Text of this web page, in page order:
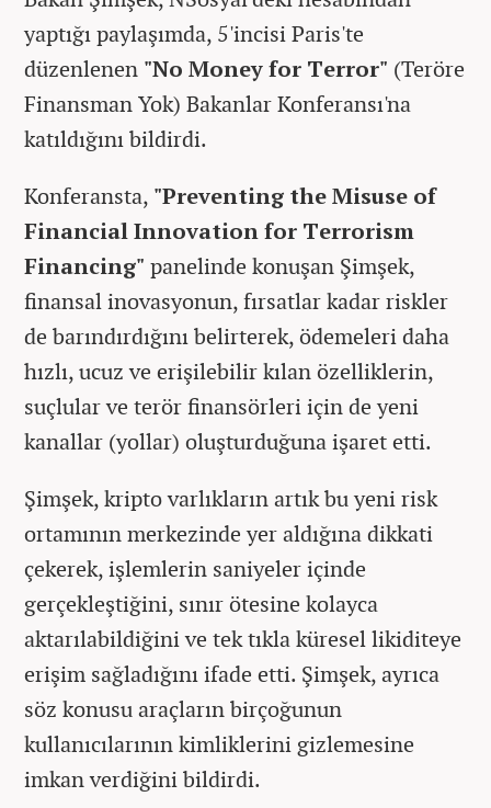
yaptığı paylaşımda, 5'incisi Paris'te
düzenlenen "No Money for Terror" (Teröre
Finansman Yok) Bakanlar Konferansı'na
katıldığını bildirdi.
Konferansta, "Preventing the Misuse of
Financial Innovation for Terrorism
Financing" panelinde konuşan Şimşek,
finansal inovasyonun, fırsatlar kadar riskler
de barındırdığını belirterek, ödemeleri daha
hızlı, ucuz ve erişilebilir kılan özelliklerin,
suçlular ve terör finansörleri için de yeni
kanallar (yollar) oluşturduğuna işaret etti.
Şimşek, kripto varlıkların artık bu yeni risk
ortamının merkezinde yer aldığına dikkati
çekerek, işlemlerin saniyeler içinde
gerçekleştiğini, sınır ötesine kolayca
aktarılabildiğini ve tek tıkla küresel likiditeye
erişim sağladığını ifade etti. Şimşek, ayrıca
söz konusu araçların birçoğunun
kullanıcılarının kimliklerini gizlemesine
imkan verdiğini bildirdi.